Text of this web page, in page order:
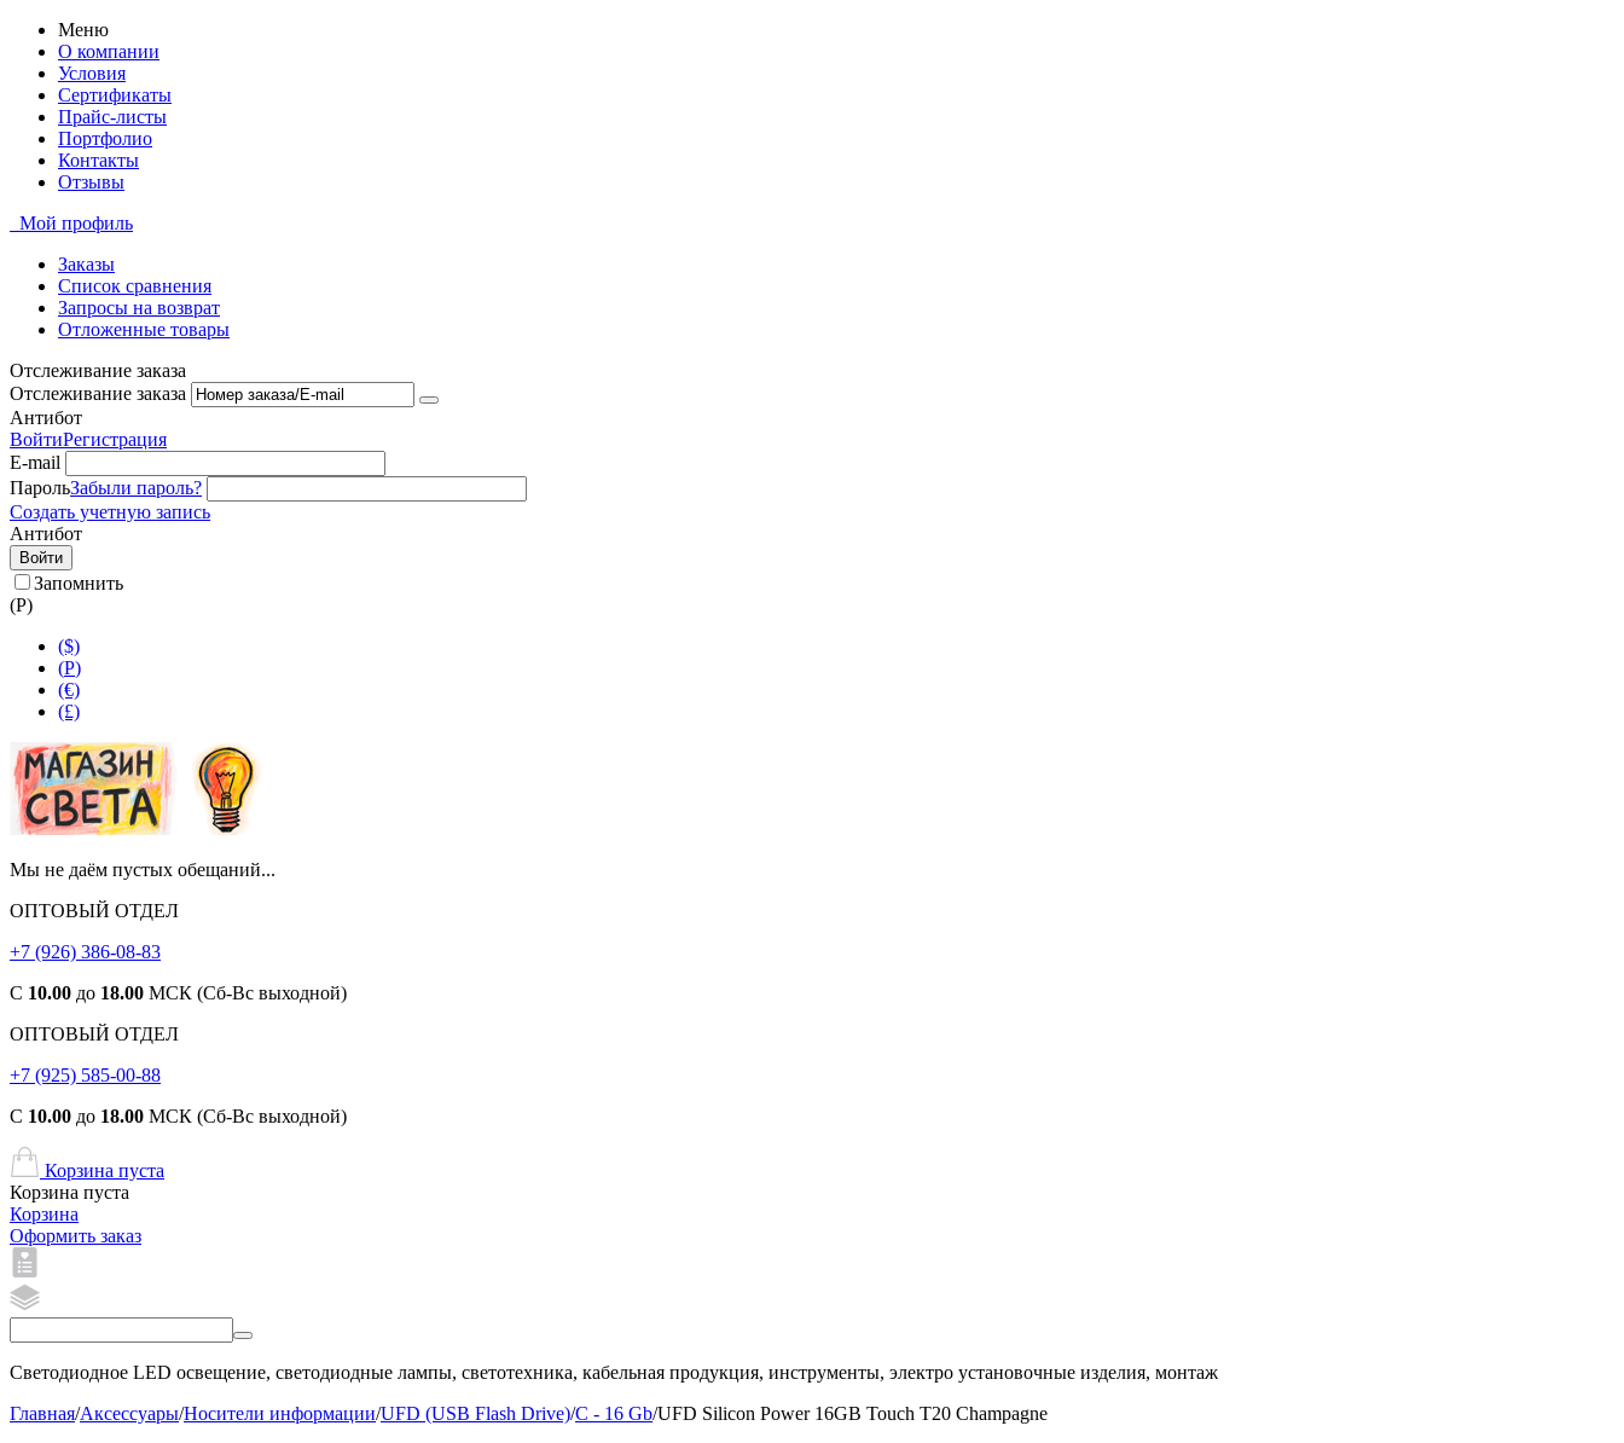
Меню
О компании
Условия
Сертификаты
Прайс-листы
Портфолио
Контакты
Отзывы
Мой профиль
Заказы
Список сравнения
Запросы на возврат
Отложенные товары
Отслеживание заказа
Отслеживание заказа
Антибот
ВойтиРегистрация
E-mail
ПарольЗабыли пароль?
Создать учетную запись
Антибот
Войти
Запомнить
(Р)
($)
(Р)
(€)
(£)
Мы не даём пустых обещаний...
ОПТОВЫЙ ОТДЕЛ
+7 (926) 386-08-83
С 10.00 до 18.00 МСК (Сб-Вс выходной)
ОПТОВЫЙ ОТДЕЛ
+7 (925) 585-00-88
С 10.00 до 18.00 МСК (Сб-Вс выходной)
Корзина пуста
Корзина пуста
Корзина
Оформить заказ
Светодиодное LED освещение, светодиодные лампы, светотехника, кабельная продукция, инструменты, электро установочные изделия, монтаж
Главная/Аксессуары/Носители информации/UFD (USB Flash Drive)/C - 16 Gb/UFD Silicon Power 16GB Touch T20 Champagne